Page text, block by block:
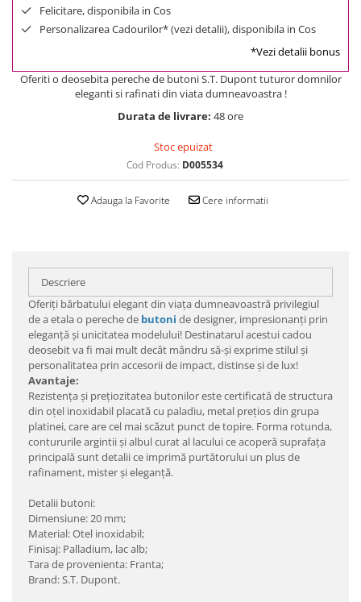
Felicitare, disponibila in Cos
Personalizarea Cadourilor* (vezi detalii), disponibila in Cos
*Vezi detalii bonus
Oferiti o deosebita pereche de butoni S.T. Dupont tuturor domnilor
eleganti si rafinati din viata dumneavoastra !
Durata de livrare: 48 ore
Stoc epuizat
Cod Produs: D005534
Adauga la Favorite Cere informatii
Descriere
Oferiţi bărbatului elegant din viaţa dumneavoastră privilegiul
de a etala o pereche de butoni de designer, impresionanţi prin
eleganţă şi unicitatea modelului! Destinatarul acestui cadou
deosebit va fi mai mult decât mândru să-şi exprime stilul şi
personalitatea prin accesorii de impact, distinse şi de lux!
Avantaje:
Rezistenţa şi preţiozitatea butonilor este certificată de structura
din oţel inoxidabil placată cu paladiu, metal preţios din grupa
platinei, care are cel mai scăzut punct de topire. Forma rotunda,
contururile argintii şi albul curat al lacului ce acoperă suprafaţa
principală sunt detalii ce imprimă purtătorului un plus de
rafinament, mister şi eleganţă.
Detalii butoni:
Dimensiune: 20 mm;
Material: Otel inoxidabil;
Finisaj: Palladium, lac alb;
Tara de provenienta: Franta;
Brand: S.T. Dupont.